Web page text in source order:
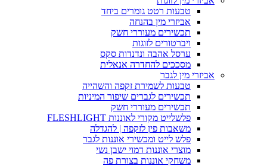
טבעות רטט גומרים ביחד
אביזרי מין בהנחה
תכשירים מעוררי חשק
ויברטורים לזוגות
ערסל אהבה ונדנדות סקס
מסככים להחדרה אנאלית
אביזרי מין לגבר
טבעות לשמירת זקפה והשהייה
תכשירים לגברים שיפור המיניות
תכשירים מעוררי חשק
פלשלייט מקורי לאוננות FLESHLIGHT
משאבות פין לזקפה | להגדלה
פלש לייט ומכשירי אוננות לגבר
מוצרי אוננות דמוי ישבן נשי
משחקי אוננות בצורת פה